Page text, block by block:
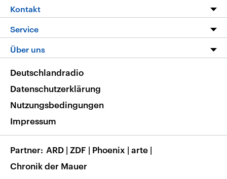
Die Nachrichten
Nachrichtenleicht
Neue Beiträge auf dlf.de
Livestream
Podcasts
Deutschlandfunk App
Nachrichten App
Frequenzen
Kontakt
Hörerservice
Service
FAQ
Veranstaltungen
Musikliste
RSS
Über uns
Barrierefreiheit
Deutschlandradio
Datenschutzerklärung
Nutzungsbedingungen
Impressum
Partner ARD | ZDF | Phoenix | arte |
Chronik der Mauer